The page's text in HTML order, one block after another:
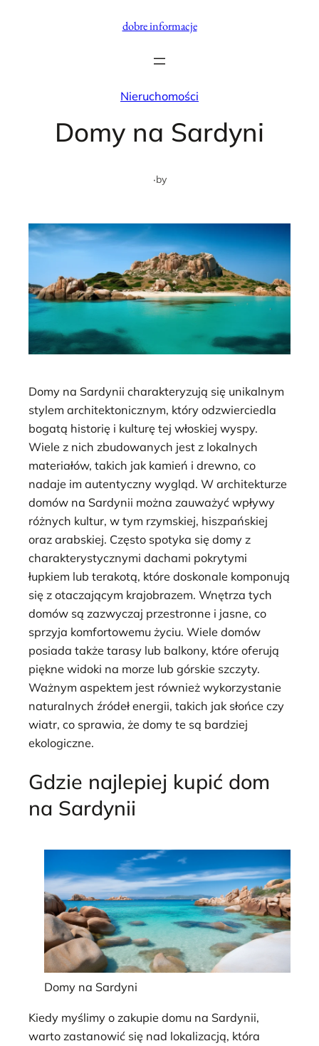
dobre informacje
Nieruchomości
Domy na Sardyni
·by
Domy na Sardynii charakteryzują się unikalnym
stylem architektonicznym, który odzwierciedla
bogatą historię i kulturę tej włoskiej wyspy.
Wiele z nich zbudowanych jest z lokalnych
materiałów, takich jak kamień i drewno, co
nadaje im autentyczny wygląd. W architekturze
domów na Sardynii można zauważyć wpływy
różnych kultur, w tym rzymskiej, hiszpańskiej
oraz arabskiej. Często spotyka się domy z
charakterystycznymi dachami pokrytymi
łupkiem lub terakotą, które doskonale komponują
się z otaczającym krajobrazem. Wnętrza tych
domów są zazwyczaj przestronne i jasne, co
sprzyja komfortowemu życiu. Wiele domów
posiada także tarasy lub balkony, które oferują
piękne widoki na morze lub górskie szczyty.
Ważnym aspektem jest również wykorzystanie
naturalnych źródeł energii, takich jak słońce czy
wiatr, co sprawia, że domy te są bardziej
ekologiczne.
Gdzie najlepiej kupić dom
na Sardynii
Domy na Sardyni
Kiedy myślimy o zakupie domu na Sardynii,
warto zastanowić się nad lokalizacją, która